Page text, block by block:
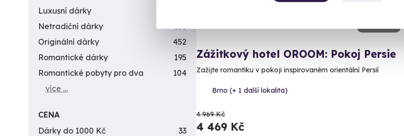
Zážitkový hotel OROOM: Pokoj Persie
Zažijte romantiku v pokoji inspirovaném orientální Persií
Brno (+ 1 další lokalita)
4 969 Kč
4 469 Kč
Luxusní dárky
Netradiční dárky
353
Originální dárky
452
Romantické dárky
195
Romantické pobyty pro dva
104
více …
CENA
Dárky do 1000 Kč
33